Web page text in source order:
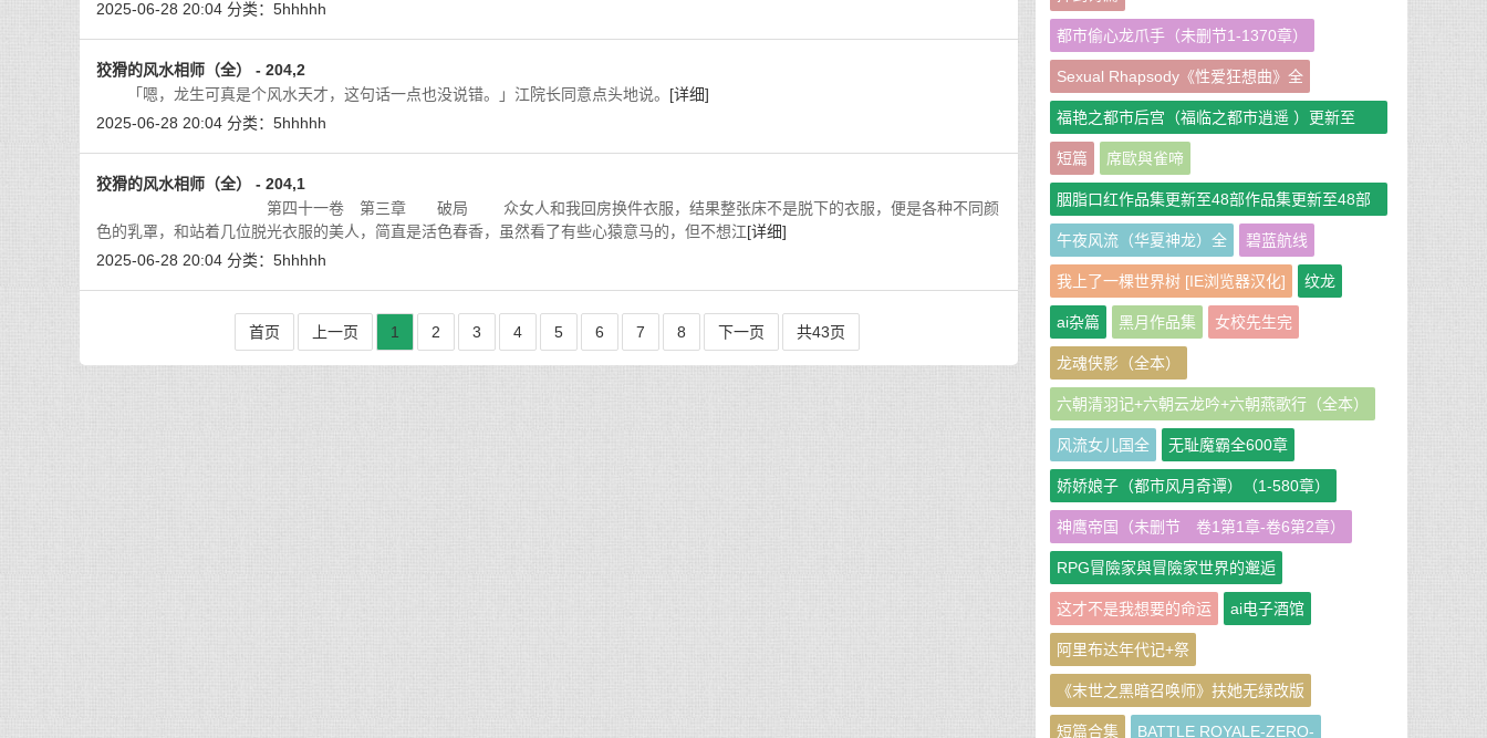
2025-06-28 20:04 分类： 5hhhhh
狡猾的风水相师（全） - 204,2
「嗯，龙生可真是个风水天才，这句话一点也没说错。」江院长同意点头地说。 [详细]
2025-06-28 20:04 分类： 5hhhhh
狡猾的风水相师（全） - 204,1
第四十一卷 第三章 破局 众女人和我回房换件衣服，结果整张床不是脱下的衣服，便是各种不同颜
色的乳罩，和站着几位脱光衣服的美人，简直是活色春香，虽然看了有些心猿意马的，但不想江[详细]
2025-06-28 20:04 分类： 5hhhhh
首页 上一页 1 2 3 4 5 6 7 8 下一页 共43页
都市偷心龙爪手（未删节1-1370章）
Sexual Rhapsody《性爱狂想曲》全
福艳之都市后宫（福临之都市逍遥 ）更新至
951章
短篇 席歐與雀啼
胭脂口红作品集更新至48部作品集更新至48部
作者：胭脂口红
午夜风流（华夏神龙）全 碧蓝航线
我上了一棵世界树 [IE浏览器汉化] 纹龙
ai杂篇 黑月作品集 女校先生完
龙魂侠影（全本）
六朝清羽记+六朝云龙吟+六朝燕歌行（全本）
风流女儿国全 无耻魔霸全600章
娇娇娘子（都市风月奇谭）（1-580章）
神鹰帝国（未删节 卷1第1章-卷6第2章）
RPG冒險家與冒險家世界的邂逅
这才不是我想要的命运 ai电子酒馆
阿里布达年代记+祭
《末世之黑暗召唤师》扶她无绿改版
短篇合集 BATTLE ROYALE-ZERO-